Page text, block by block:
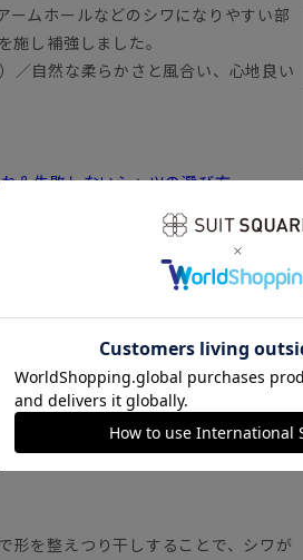
ームホールなどのシワになりやすい部
施し補強しました。
／自然な柔らかさと風合い、心地良い
＆失敗しないシャツの選び方
ア 形態安定
形を整えつり干しすることで、シワが